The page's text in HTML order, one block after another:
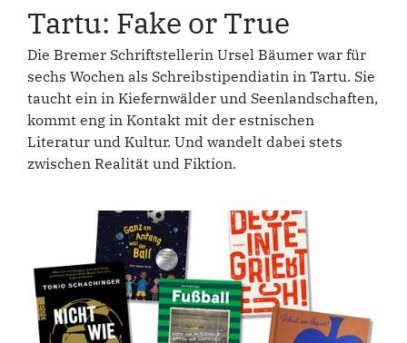
Tartu: Fake or True
Die Bremer Schriftstellerin Ursel Bäumer war für
sechs Wochen als Schreibstipendiatin in Tartu. Sie
taucht ein in Kiefernwälder und Seenlandschaften,
kommt eng in Kontakt mit der estnischen
Literatur und Kultur. Und wandelt dabei stets
zwischen Realität und Fiktion.